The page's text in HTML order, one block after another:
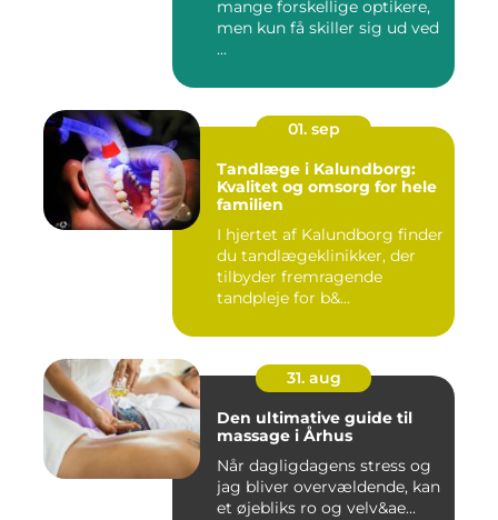
mange forskellige optikere,
men kun få skiller sig ud ved
...
01. sep
Tandlæge i Kalundborg:
Kvalitet og omsorg for hele
familien
I hjertet af Kalundborg finder
du tandlægeklinikker, der
tilbyder fremragende
tandpleje for b&...
31. aug
Den ultimative guide til
massage i Århus
Når dagligdagens stress og
jag bliver overvældende, kan
et øjebliks ro og velv&ae...